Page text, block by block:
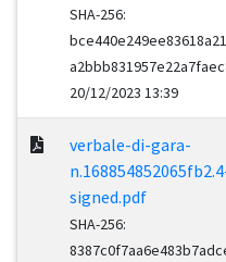
SHA-256:
20/12/2023 13:39
verbale-di-gara-
signed.pdf
SHA-256: